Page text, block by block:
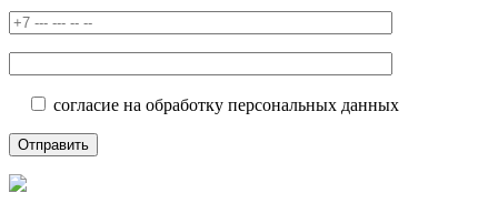
согласие на обработку персональных данных